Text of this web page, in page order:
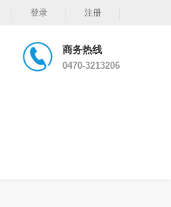
登录 注册
商务热线
0470-3213206